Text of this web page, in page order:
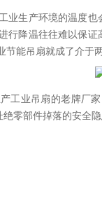
业生产环境的温度
行降温往往难以保
能吊扇就成了介于
工业吊扇的老牌厂
零部件掉落的安全